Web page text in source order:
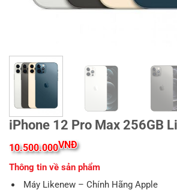
iPhone 12 Pro Max 256GB
10.500.000VNĐ
Thông tin về sản phẩm
Máy Likenew – Chính Hãng Apple